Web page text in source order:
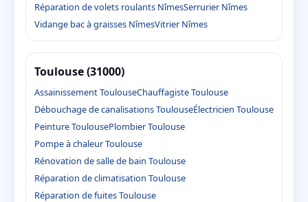
Réparation de volets roulants NîmesSerrurier Nîmes
Vidange bac à graisses NîmesVitrier Nîmes
Toulouse (31000)
Assainissement ToulouseChauffagiste Toulouse
Débouchage de canalisations ToulouseÉlectricien Toulouse
Peinture ToulousePlombier Toulouse
Pompe à chaleur Toulouse
Rénovation de salle de bain Toulouse
Réparation de climatisation Toulouse
Réparation de fuites Toulouse